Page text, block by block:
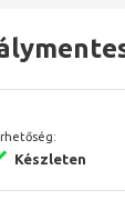
Készleten